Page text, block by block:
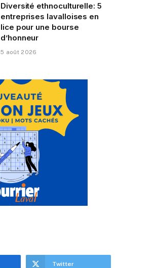
Diversité ethnoculturelle: 5
entreprises lavalloises en
lice pour une bourse
d’honneur
5 août 2026
Twitter